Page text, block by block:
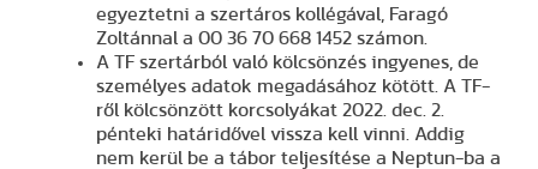
egyeztetni a szertáros kollégával, Faragó
Zoltánnal a 00 36 70 668 1452 számon.
A TF szertárból való kölcsönzés ingyenes, de
személyes adatok megadásához kötött. A TF-
ről kölcsönzött korcsolyákat 2022. dec. 2.
pénteki határidővel vissza kell vinni. Addig
nem kerül be a tábor teljesítése a Neptun-ba a